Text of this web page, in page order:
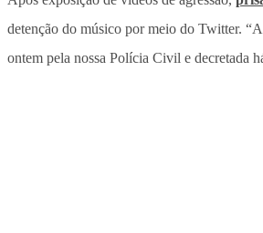
detenção do músico por meio do Twitter.
ontem pela nossa Polícia Civil e decretada